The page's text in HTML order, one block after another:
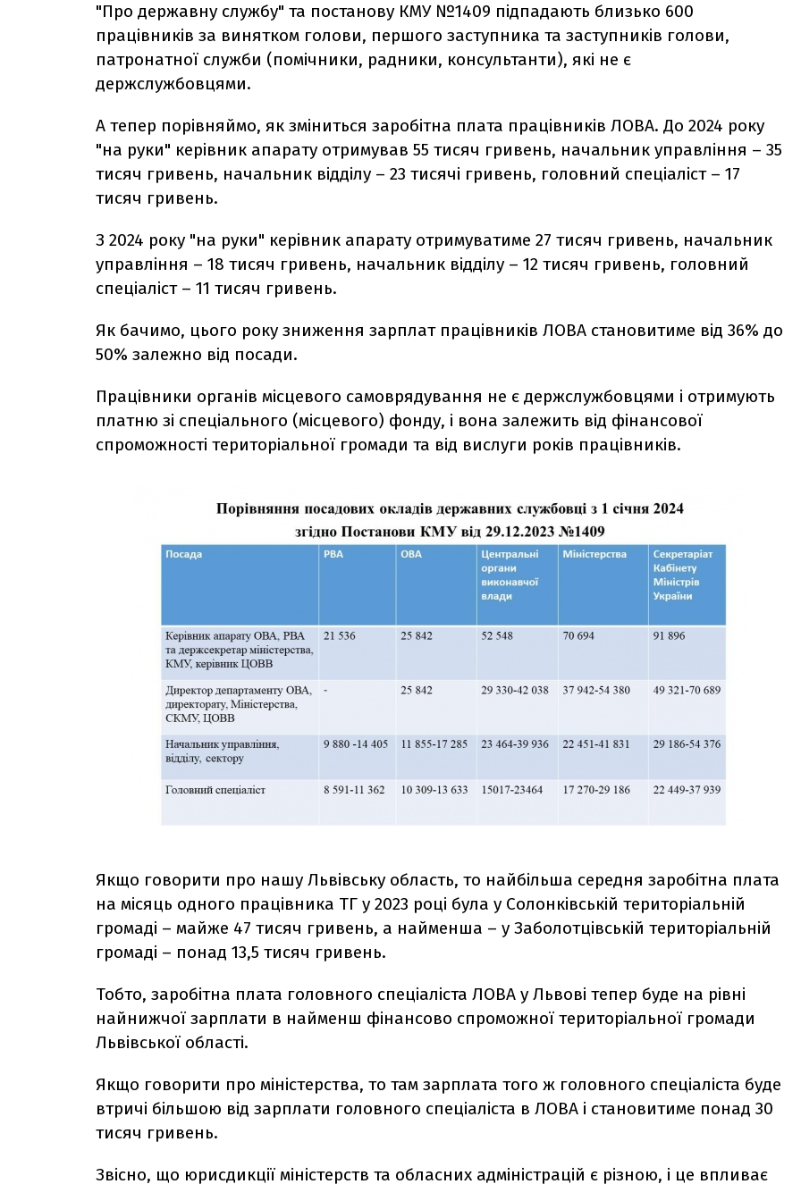
"Про державну службу" та постанову КМУ №1409 підпадають близько 600
працівників за винятком голови, першого заступника та заступників голови,
патронатної служби (помічники, радники, консультанти), які не є
держслужбовцями.
А тепер порівняймо, як зміниться заробітна плата працівників ЛОВА. До 2024 року
"на руки" керівник апарату отримував 55 тисяч гривень, начальник управління – 35
тисяч гривень, начальник відділу – 23 тисячі гривень, головний спеціаліст – 17
тисяч гривень.
З 2024 року "на руки" керівник апарату отримуватиме 27 тисяч гривень, начальник
управління – 18 тисяч гривень, начальник відділу – 12 тисяч гривень, головний
спеціаліст – 11 тисяч гривень.
Як бачимо, цього року зниження зарплат працівників ЛОВА становитиме від 36% до
50% залежно від посади.
Працівники органів місцевого самоврядування не є держслужбовцями і отримують
платню зі спеціального (місцевого) фонду, і вона залежить від фінансової
спроможності територіальної громади та від вислуги років працівників.
Якщо говорити про нашу Львівську область, то найбільша середня заробітна плата
на місяць одного працівника ТГ у 2023 році була у Солонківській територіальній
громаді – майже 47 тисяч гривень, а найменша – у Заболотцівській територіальній
громаді – понад 13,5 тисяч гривень.
Тобто, заробітна плата головного спеціаліста ЛОВА у Львові тепер буде на рівні
найнижчої зарплати в найменш фінансово спроможної територіальної громади
Львівської області.
Якщо говорити про міністерства, то там зарплата того ж головного спеціаліста буде
втричі більшою від зарплати головного спеціаліста в ЛОВА і становитиме понад 30
тисяч гривень.
Звісно, що юрисдикції міністерств та обласних адміністрацій є різною, і це впливає